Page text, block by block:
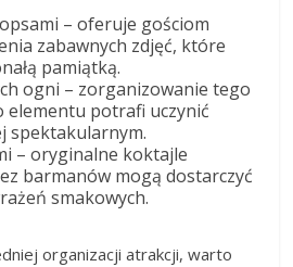
– oferuje gościom
zabawnych zdjęć, które
pamiątką.
ogni – zorganizowanie tego
elementu potrafi uczynić
spektakularnym.
– oryginalne koktajle
barmanów mogą dostarczyć
smakowych.
organizacji atrakcji, warto